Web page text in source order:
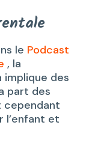
le Podcast
, la
implique des
part des
cependant
l’enfant et